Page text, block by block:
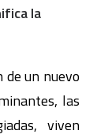
la
de un nuevo
las
viven